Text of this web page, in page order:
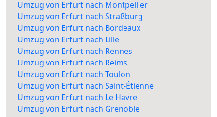
Umzug von Erfurt nach Montpellier
Umzug von Erfurt nach Straßburg
Umzug von Erfurt nach Bordeaux
Umzug von Erfurt nach Lille
Umzug von Erfurt nach Rennes
Umzug von Erfurt nach Reims
Umzug von Erfurt nach Toulon
Umzug von Erfurt nach Saint-Étienne
Umzug von Erfurt nach Le Havre
Umzug von Erfurt nach Grenoble